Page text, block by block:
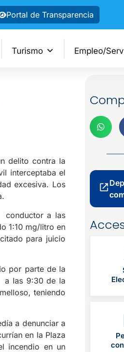
Portal de Transparencia
Turismo Empleo/
contra la
interceptaba el
excesiva. Los
a las
1:10 mg/litro en
para juicio
por parte de la
a las 9:30 de la
teniendo
a denunciar a
en la Plaza
incendio en un